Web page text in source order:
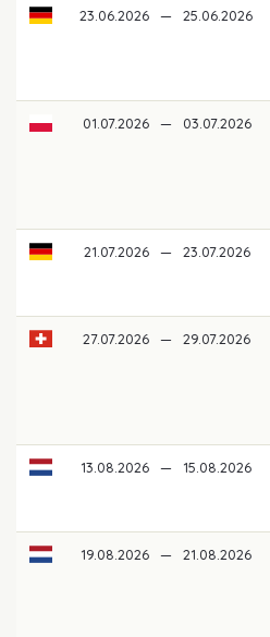
23.06.2026 — 25.06.2026
01.07.2026 — 03.07.2026
21.07.2026 — 23.07.2026
27.07.2026 — 29.07.2026
13.08.2026 — 15.08.2026
19.08.2026 — 21.08.2026